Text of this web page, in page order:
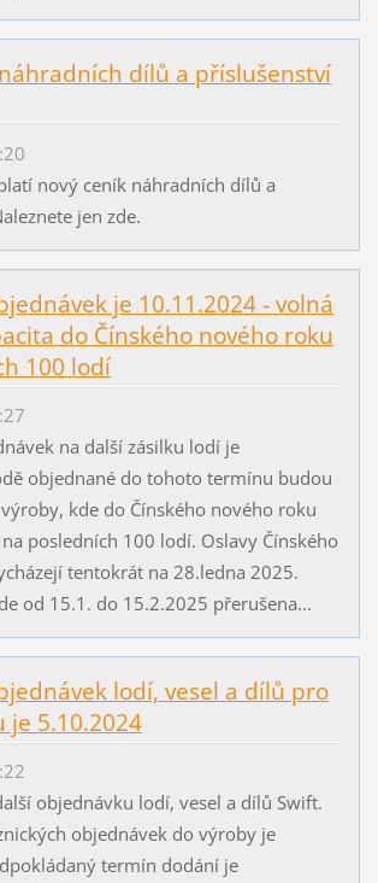
dílů a příslušenství
nový ceník náhradních dílů a
jen zde.
je 10.11.2024 - volná
do Čínského nového roku
100 lodí
na další zásilku lodí je
objednané do tohoto termínu budou
kde do Čínského nového roku
posledních 100 lodí. Oslavy Čínského
tentokrát na 28.ledna 2025.
od 15.1. do 15.2.2025 přerušena...
lodí, vesel a dílů pro
je 5.10.2024
objednávku lodí, vesel a dílů Swift.
objednávek do výroby je
termín dodání je